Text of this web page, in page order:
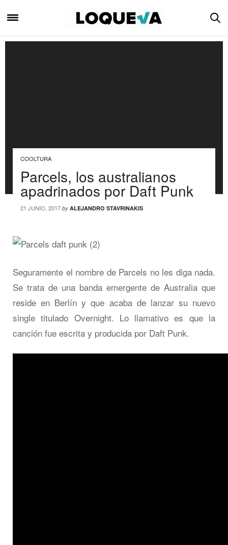
COOLTURA
Parcels, los australianos
apadrinados por Daft Punk
21 JUNIO, 2017 by ALEJANDRO STAVRINAKIS
Seguramente el nombre de Parcels no les diga nada.
Se trata de una banda emergente de Australia que
reside en Berlín y que acaba de lanzar su nuevo
single titulado Overnight. Lo llamativo es que la
canción fue escrita y producida por Daft Punk.